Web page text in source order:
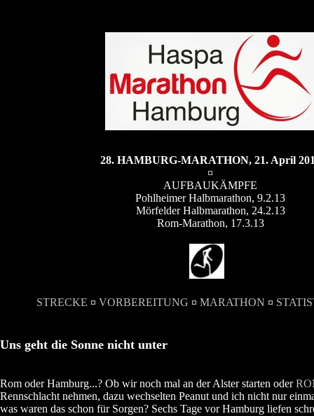
28. HAMBURG-MARATHON, 21. April
¤
AUFBAUKÄMPFE
Pohlheimer Halbmarathon, 9.2.13
Mörfelder Halbmarathon, 24.2.13
Rom-Marathon, 17.3.13
STRECKE ¤ VORBEREITUNG ¤ MARATHON ¤
Uns geht die Sonne nicht unter
Rom oder Hamburg...? Ob wir noch mal an der Alster starten oder
Rennschlacht nehmen, dazu wechselten Peanut und ich nicht nur
was waren das schon für Sorgen? Sechs Tage vor Hamburg liefen